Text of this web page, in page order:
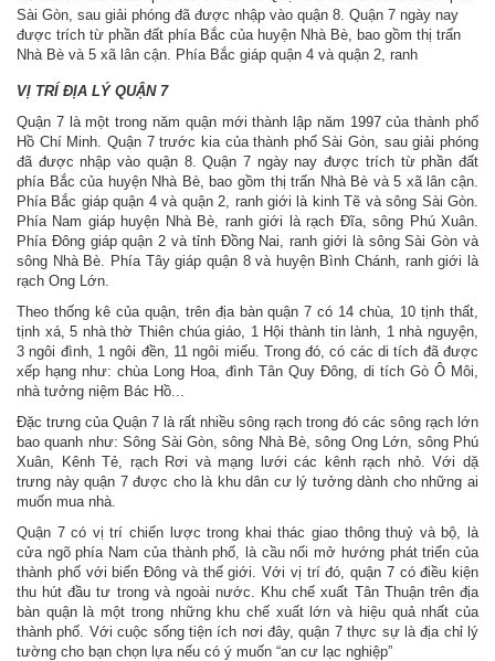
Sài Gòn, sau giải phóng đã được nhập vào quận 8. Quận 7 ngày nay
được trích từ phần đất phía Bắc của huyện Nhà Bè, bao gồm thị trấn
Nhà Bè và 5 xã lân cận. Phía Bắc giáp quận 4 và quận 2, ranh
VỊ TRÍ ĐỊA LÝ QUẬN 7
Quận 7 là một trong năm quận mới thành lập năm 1997 của thành phố
Hồ Chí Minh. Quận 7 trước kia của thành phố Sài Gòn, sau giải phóng
đã được nhập vào quận 8. Quận 7 ngày nay được trích từ phần đất
phía Bắc của huyện Nhà Bè, bao gồm thị trấn Nhà Bè và 5 xã lân cận.
Phía Bắc giáp quận 4 và quận 2, ranh giới là kinh Tẽ và sông Sài Gòn.
Phía Nam giáp huyện Nhà Bè, ranh giới là rạch Đĩa, sông Phú Xuân.
Phía Đông giáp quận 2 và tỉnh Đồng Nai, ranh giới là sông Sài Gòn và
sông Nhà Bè. Phía Tây giáp quận 8 và huyện Bình Chánh, ranh giới là
rạch Ong Lớn.
Theo thống kê của quận, trên địa bàn quận 7 có 14 chùa, 10 tịnh thất,
tịnh xá, 5 nhà thờ Thiên chúa giáo, 1 Hội thành tin lành, 1 nhà nguyện,
3 ngôi đình, 1 ngôi đền, 11 ngôi miếu. Trong đó, có các di tích đã được
xếp hạng như: chùa Long Hoa, đình Tân Quy Đông, di tích Gò Ô Môi,
nhà tưởng niệm Bác Hồ...
Đặc trưng của Quận 7 là rất nhiều sông rạch trong đó các sông rạch lớn
bao quanh như: Sông Sài Gòn, sông Nhà Bè, sông Ong Lớn, sông Phú
Xuân, Kênh Tẻ, rạch Rơi và mạng lưới các kênh rạch nhỏ. Với dặ
trưng này quận 7 được cho là khu dân cư lý tưởng dành cho những ai
muốn mua nhà.
Quận 7 có vị trí chiến lược trong khai thác giao thông thuỷ và bộ, là
cửa ngõ phía Nam của thành phố, là cầu nối mở hướng phát triển của
thành phố với biển Đông và thế giới. Với vị trí đó, quận 7 có điều kiện
thu hút đầu tư trong và ngoài nước. Khu chế xuất Tân Thuận trên địa
bàn quận là một trong những khu chế xuất lớn và hiệu quả nhất của
thành phố. Với cuộc sống tiện ích nơi đây, quận 7 thực sự là địa chỉ lý
tường cho bạn chọn lựa nếu có ý muốn “an cư lạc nghiệp”